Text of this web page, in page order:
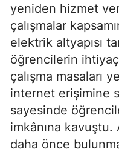
yeniden hizmet
çalışmalar
elektrik altyapısı
öğrencilerin
çalışma masaları
internet erişimine
sayesinde
imkânına kavuştu.
daha önce